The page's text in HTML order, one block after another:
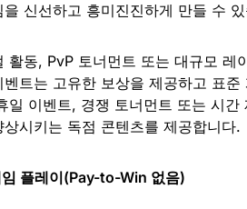
신선하고 흥미진진하게 만들 수
활동, PvP 토너먼트 또는 대규모 레
트는 고유한 보상을 제공하고 표
일 이벤트, 경쟁 토너먼트 또는 시
시키는 독점 콘텐츠를 제공합니다.
플레이(Pay-to-Win 없음)